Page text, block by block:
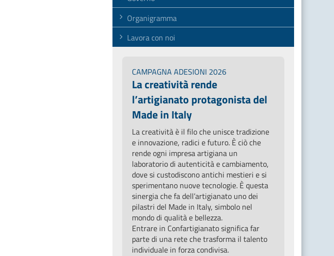
Organigramma
Lavora con noi
CAMPAGNA ADESIONI 2026
La creatività rende
l’artigianato protagonista del
Made in Italy
La creatività è il filo che unisce tradizione
e innovazione, radici e futuro. È ciò che
rende ogni impresa artigiana un
laboratorio di autenticità e cambiamento,
dove si custodiscono antichi mestieri e si
sperimentano nuove tecnologie. È questa
sinergia che fa dell’artigianato uno dei
pilastri del Made in Italy, simbolo nel
mondo di qualità e bellezza.
Entrare in Confartigianato significa far
parte di una rete che trasforma il talento
individuale in forza condivisa.